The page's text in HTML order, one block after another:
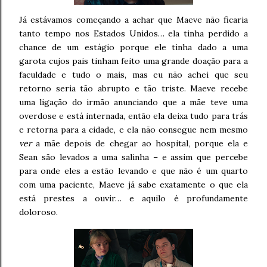
Já estávamos começando a achar que Maeve não ficaria
tanto tempo nos Estados Unidos… ela tinha perdido a
chance de um estágio porque ele tinha dado a uma
garota cujos pais tinham feito uma grande doação para a
faculdade e tudo o mais, mas eu não achei que seu
retorno seria tão abrupto e tão triste. Maeve recebe
uma ligação do irmão anunciando que a mãe teve uma
overdose e está internada, então ela deixa tudo para trás
e retorna para a cidade, e ela não consegue nem mesmo
vera mãe depois de chegar ao hospital, porque ela e
Sean são levados a uma salinha – e assim que percebe
para onde eles a estão levando e que não é um quarto
com uma paciente, Maeve já sabe exatamente o que ela
está prestes a ouvir… e aquilo é profundamente
doloroso.